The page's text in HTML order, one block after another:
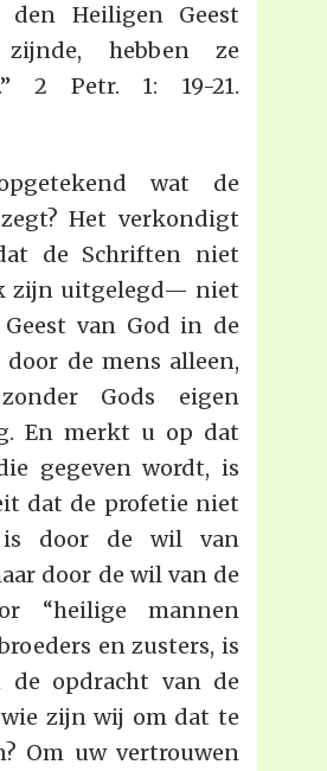
den Heiligen Geest
zijnde, hebben ze
2 Petr. 1: 19-21.
wat de
Het verkondigt
de Schriften niet
zijn uitgelegd— niet
van God in de
de mens alleen,
Gods eigen
En merkt u op dat
gegeven wordt, is
dat de profetie niet
is door de wil van
door de wil van de
“heilige mannen
en zusters, is
de opdracht van de
wie zijn wij om dat te
Om uw vertrouwen